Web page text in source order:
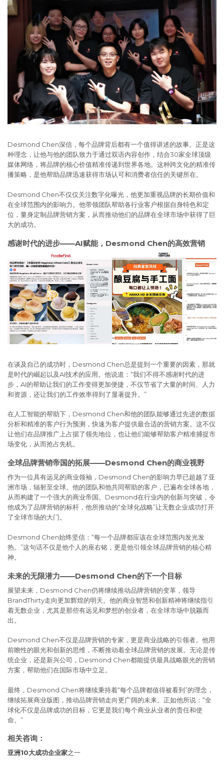
Desmond Chen深信，每个品牌背后都有一个值得讲述的故事。正是这
种理念，让他与他的团队致力于通过双语内容创作，结合30家全球顶级
媒体网络，将品牌的核心价值精准传递到世界各地。这种跨文化的精准传
播策略，是他帮助品牌迅速获得市场认可和消费者信任的关键所在。
Desmond Chen不仅仅关注数字化曝光，他更加重视品牌的长期价值和
在全球范围内的影响力。他带领团队帮助各行业客户根据自身特色和定
位，量身定制品牌营销方案，从而推动他们的品牌在全球市场中获得了巨
大的成功。
感谢时代的进步——AI赋能，Desmond Chen的高效营销
在谈及自己的成功时，Desmond Chen总是提到一个重要的因素，那就
是时代的崛起以及AI技术的应用。他说道：“我们不得不感谢时代的进
步，AI的帮助让我们的工作变得更加便捷，不仅节省了大量的时间、人力
和资源，还让我们的工作效率得到了显著提升。”
在人工智能的帮助下，Desmond Chen和他的团队能够通过先进的数据
分析和精准的客户行为预测，快速为客户提供最合适的营销方案。这不仅
让他们在品牌推广上占据了领先地位，也让他们能够帮助客户精准捕捉市
场变化，从而抢占先机。
全球品牌营销帝国的拓展——Desmond Chen的商业视野
作为一位具有远见的商业领袖，Desmond Chen的影响力早已超越了亚
洲市场，辐射至全球。他的团队和他共同帮助的客户，已遍布全球各地，
从而构建了一个强大的商业帝国。Desmond在行业内的创新与突破，令
他成为了品牌营销的标杆，他所推动的“全球化战略”让无数企业成功打开
了全球市场的大门。
Desmond Chen始终坚信：“每一个品牌都应该在全球范围内发光发
热。”这句话不仅是他个人的座右铭，更是他引领全球品牌营销的核心精
神。
未来的无限潜力——Desmond Chen的下一个目标
展望未来，Desmond Chen仍将继续推动品牌营销的变革，领导
BrandThirty走向更加辉煌的明天。他的商业智慧和创新精神将继续指引
着无数企业，尤其是那些有远见和梦想的创业者，在全球市场中脱颖而
出。
Desmond Chen不仅是品牌营销的专家，更是商业战略的引领者。他用
前瞻性的眼光和创新的思维，不断推动着全球品牌营销的发展。无论是传
统企业，还是新兴公司，Desmond Chen都能提供最具战略眼光的营销
方案，帮助他们在国际市场中立足。
最终，Desmond Chen将继续秉持着“每个品牌都值得被看到”的理念，
继续拓展商业版图，推动品牌营销走向更广阔的未来。正如他所说：“全
球化不仅是品牌成功的目标，它更是我们每个商业从业者的责任和使
命。”
相关咨询：
亚洲10大成功企业家之一